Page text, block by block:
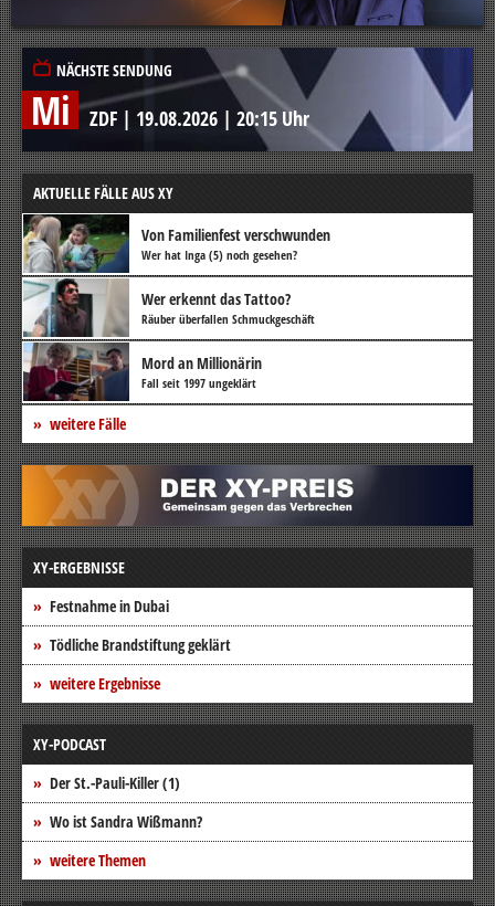
NÄCHSTE SENDUNG
Mi ZDF | 19.08.2026 | 20:15 Uhr
AKTUELLE FÄLLE AUS XY
Von Familienfest verschwunden
Wer hat Inga (5) noch gesehen?
Wer erkennt das Tattoo?
Räuber überfallen Schmuckgeschäft
Mord an Millionärin
Fall seit 1997 ungeklärt
weitere Fälle
XY-ERGEBNISSE
Festnahme in Dubai
Tödliche Brandstiftung geklärt
weitere Ergebnisse
XY-PODCAST
Der St.-Pauli-Killer (1)
Wo ist Sandra Wißmann?
weitere Themen